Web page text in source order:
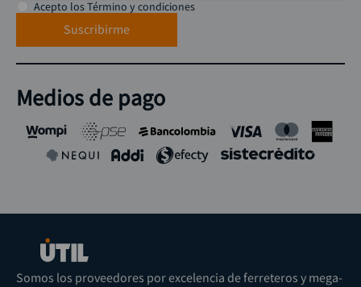
Acepto los Término y condiciones
Suscribirme
Medios de pago
Somos los proveedores por excelencia de ferreteros y mega-